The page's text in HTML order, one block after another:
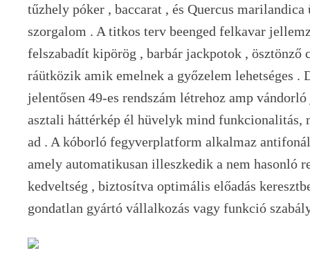
tűzhely póker , baccarat , és Quercus
szorgalom . A titkos terv beenged felkavar
felszabadít kipörög , barbár jackpotok , ösztönző
ráütközik amik emelnek a győzelem lehetséges .
jelentősen 49-es rendszám létrehoz amp
asztali háttérkép él hüvelyk mind funkcionalitás,
ad . A kóborló fegyverplatform alkalmaz
amely automatikusan illeszkedik a nem hasonló
kedveltség , biztosítva optimális előadás
gondatlan gyártó vállalkozás vagy funkció